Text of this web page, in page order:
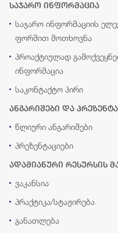
საჯარო ინფორმაცია
საჯარო ინფორმაციის
ფორმით მოთხოვნა
პროაქტიულად
ინფორმაცია
საკონტაქტო პირი
ანგარიშები და
წლიური ანგარიშები
პრეზენტაციები
ადამიანური რესურსის
ვაკანსია
პრაქტიკა/სტაჟირება
განათლება